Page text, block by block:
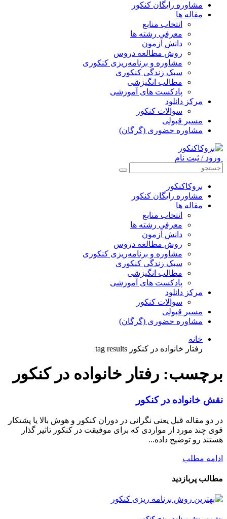
مشاوره رایگان کنکور
مقاله ها
انتخاب منابع
معرفی رشته ها
دانش آزمون
روش مطالعه دروس
مشاوره و برنامه‌ریزی کنکوری
سبک زندگی کنکوری
مطالب انگیزشی
پادکست های آموزشی
مرکز دانلود
سوالات کنکور
مسیر قبولی
مشاوره حضوری (گرگان)
ورود / ثبت نام
بروکاکنکور
مشاوره رایگان کنکور
مقاله ها
انتخاب منابع
معرفی رشته ها
دانش آزمون
روش مطالعه دروس
مشاوره و برنامه‌ریزی کنکوری
سبک زندگی کنکوری
مطالب انگیزشی
پادکست های آموزشی
مرکز دانلود
سوالات کنکور
مسیر قبولی
مشاوره حضوری (گرگان)
خانه
رفتار خانواده در کنکور tag results
برچسب: رفتار خانواده در کنکور
نقش خانواده در کنکور
در دو مقاله قبل یعنی نگرانی در دوران کنکور و هوش بالا یا پشتکار
قوی چند مورد از مواردی که برای موفیقت در کنکور تاثیر گذار
هستند رو توضیح داده...
ادامه مطلب
مطالب پربازدید